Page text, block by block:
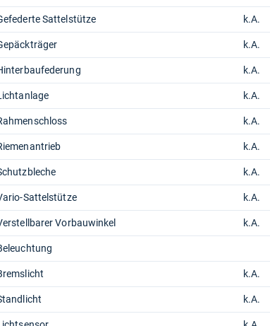
Sattelstütze k.A.
k.A.
k.A.
k.A.
k.A.
k.A.
k.A.
Sattelstütze k.A.
Vorbauwinkel k.A.
k.A.
k.A.